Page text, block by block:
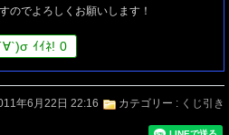
のでよろしくお願いします！
σ ｲｲﾈ! 0
年6月22日 22:16 カテゴリー : くじ引き